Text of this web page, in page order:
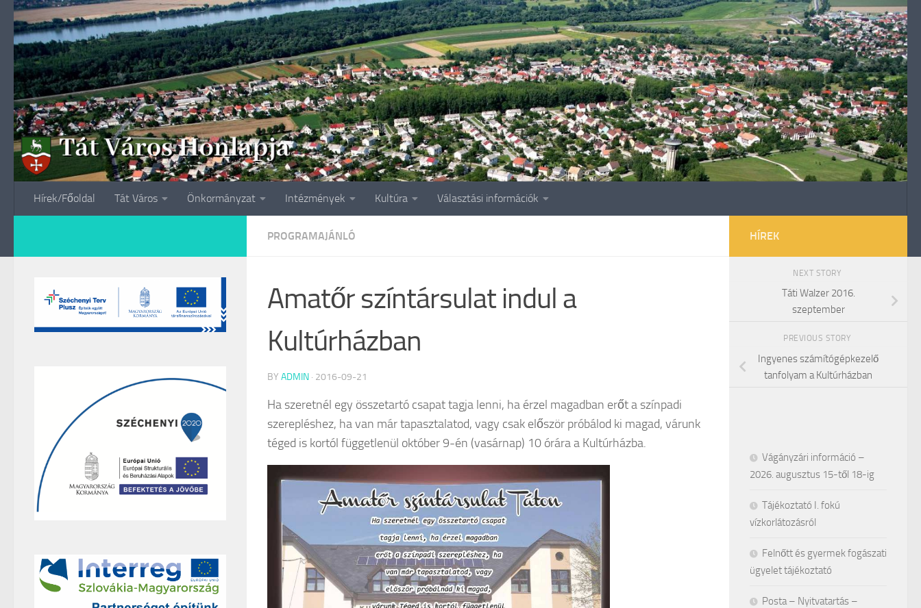
Skip to content
Hírek/Főoldal Tát Város Önkormányzat Intézmények Kultúra Választási információk
PROGRAMAJÁNLÓ
Amatőr színtársulat indul a
Kultúrházban
BY ADMIN · 2016-09-21
Ha szeretnél egy összetartó csapat tagja lenni, ha érzel magadban erőt a színpadi
szerepléshez, ha van már tapasztalatod, vagy csak először próbálod ki magad, várunk
téged is kortól függetlenül október 9-én (vasárnap) 10 órára a Kultúrházba.
HÍREK
NEXT STORY
Táti Walzer 2016.
szeptember
PREVIOUS STORY
Ingyenes számítógépkezelő
tanfolyam a Kultúrházban
Vágányzári információ –
2026. augusztus 15-től 18-ig
Tájékoztató I. fokú
vízkorlátozásról
Felnőtt és gyermek fogászati
ügyelet tájékoztató
Posta – Nyitvatartás –